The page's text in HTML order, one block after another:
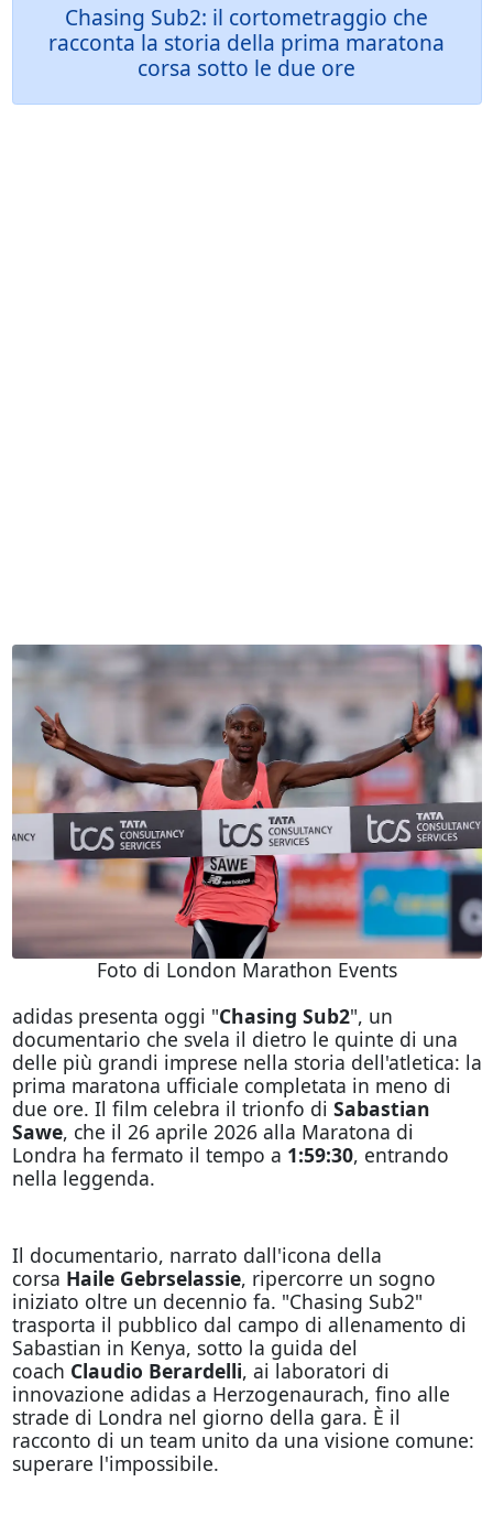
Chasing Sub2: il cortometraggio che
racconta la storia della prima maratona
corsa sotto le due ore
Foto di London Marathon Events
adidas presenta oggi "Chasing Sub2", un
documentario che svela il dietro le quinte di una
delle più grandi imprese nella storia dell'atletica: la
prima maratona ufficiale completata in meno di
due ore. Il film celebra il trionfo di Sabastian
Sawe, che il 26 aprile 2026 alla Maratona di
Londra ha fermato il tempo a 1:59:30, entrando
nella leggenda.
Il documentario, narrato dall'icona della
corsa Haile Gebrselassie, ripercorre un sogno
iniziato oltre un decennio fa. "Chasing Sub2"
trasporta il pubblico dal campo di allenamento di
Sabastian in Kenya, sotto la guida del
coach Claudio Berardelli, ai laboratori di
innovazione adidas a Herzogenaurach, fino alle
strade di Londra nel giorno della gara. È il
racconto di un team unito da una visione comune:
superare l'impossibile.